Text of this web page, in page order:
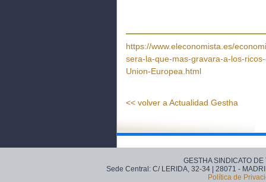
https://www.eleconomista.es/
sera-la-que-mas-gravara-a-los-
Union-Europea.html
<< volver a Actualidad Gestha
GESTHA SINDICATO
Sede Central: C/ LERIDA, 32-34 | 28071 -
Política de